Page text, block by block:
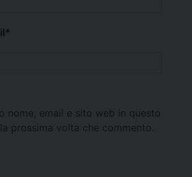
*
nome, email e sito web in questo
prossima volta che commento.